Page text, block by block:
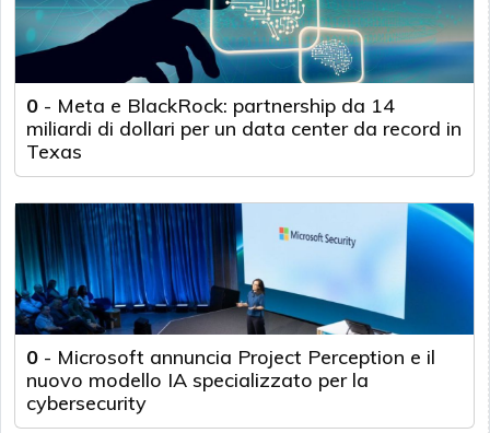
0 - Meta e BlackRock: partnership da 14
miliardi di dollari per un data center da record in
Texas
0 - Microsoft annuncia Project Perception e il
nuovo modello IA specializzato per la
cybersecurity